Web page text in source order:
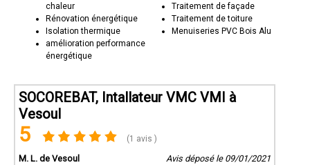
chaleur
Rénovation énergétique
Isolation thermique
amélioration performance
énergétique
Traitement de façade
Traitement de toiture
Menuiseries PVC Bois Alu
SOCOREBAT, Intallateur VMC VMI à
Vesoul
5 (1 avis )
M. L. de Vesoul Avis déposé le 09/01/2021